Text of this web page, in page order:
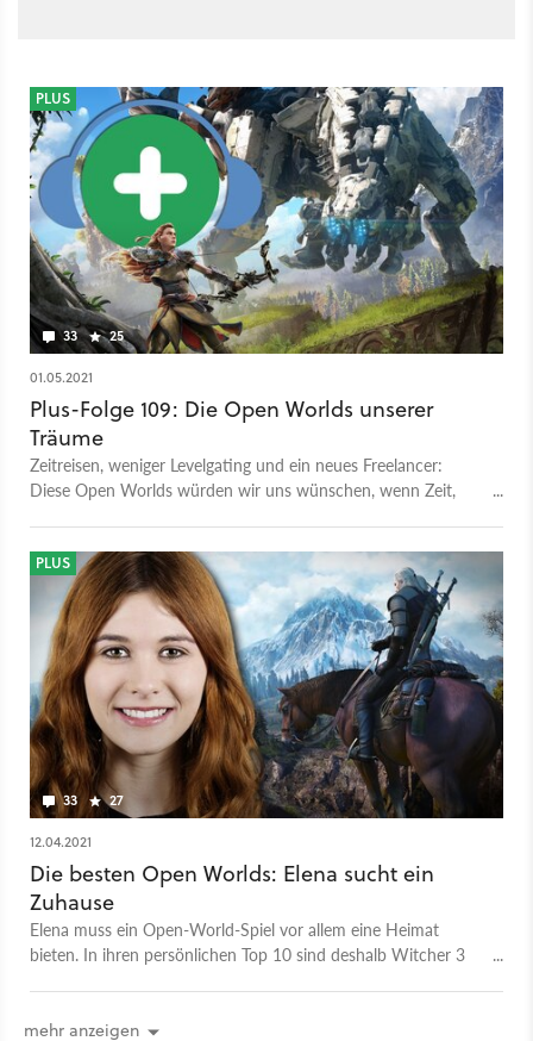
33 25
PLUS
01.05.2021
Plus-Folge 109: Die Open Worlds unserer
Träume
Zeitreisen, weniger Levelgating und ein neues Freelancer:
Diese Open Worlds würden wir uns wünschen, wenn Zeit,
33 27
PLUS
12.04.2021
Die besten Open Worlds: Elena sucht ein
Zuhause
Elena muss ein Open-World-Spiel vor allem eine Heimat
bieten. In ihren persönlichen Top 10 sind deshalb Witcher 3
mehr anzeigen